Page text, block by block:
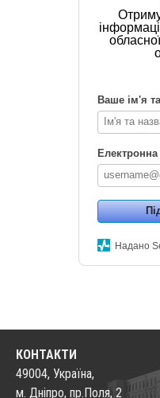
Ваше ім'я
Надано
КОНТАКТИ
49004, Україна,
м. Дніпро, пр.Поля, 2